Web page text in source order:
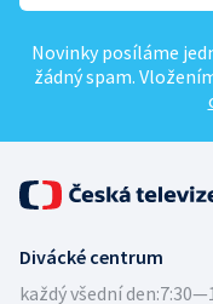
Novinky posíláme
žádný spam.